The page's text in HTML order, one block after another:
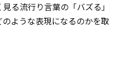
る流行り言葉の「バズる」
のような表現になるのかを取